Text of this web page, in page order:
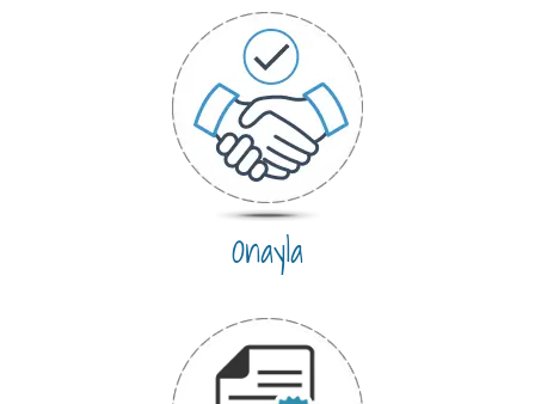
Onayla